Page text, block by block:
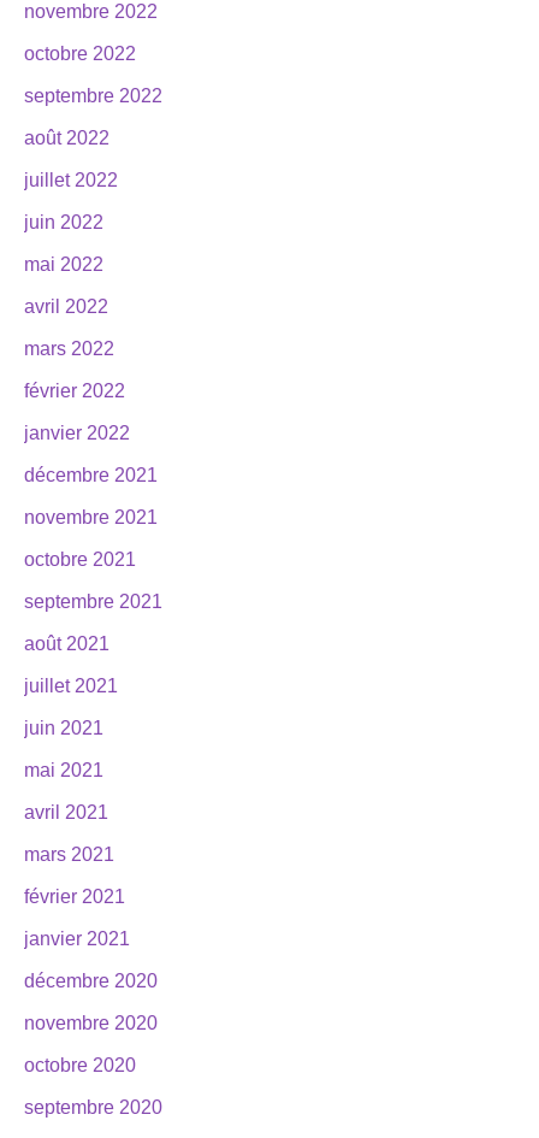
novembre 2022
octobre 2022
septembre 2022
août 2022
juillet 2022
juin 2022
mai 2022
avril 2022
mars 2022
février 2022
janvier 2022
décembre 2021
novembre 2021
octobre 2021
septembre 2021
août 2021
juillet 2021
juin 2021
mai 2021
avril 2021
mars 2021
février 2021
janvier 2021
décembre 2020
novembre 2020
octobre 2020
septembre 2020